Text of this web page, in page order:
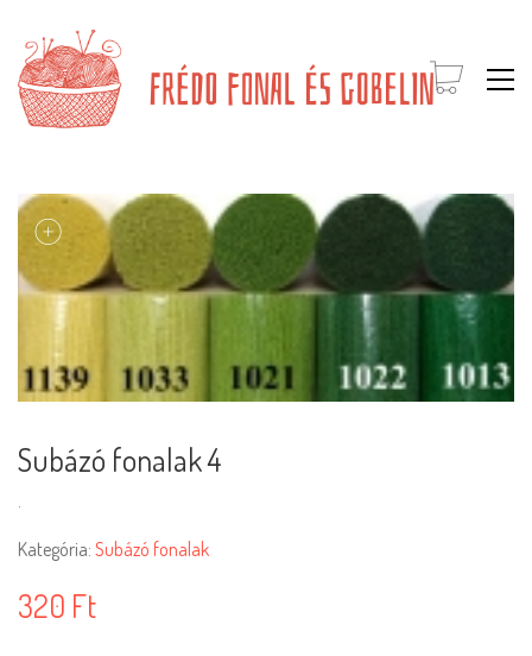
Subázó fonalak 4
Kategória: Subázó fonalak
320 Ft